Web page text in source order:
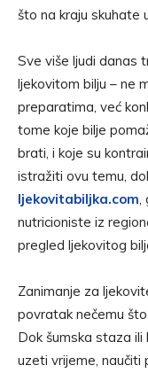
što na kraju skuhate
Sve više ljudi danas
ljekovitom bilju – ne
preparatima, već
tome koje bilje
brati, i koje su
istražiti ovu temu,
ljekovitabiljka.com,
nutricioniste iz
pregled ljekovitog
Zanimanje za
povratak nečemu
Dok šumska staza
uzeti vrijeme,